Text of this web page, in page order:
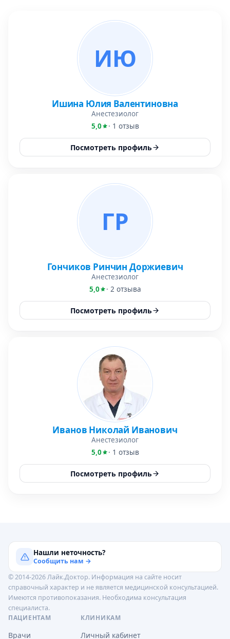
ИЮ
Ишина Юлия Валентиновна
Анестезиолог
5,0
· 1 отзыв
Посмотреть профиль
ГР
Гончиков Ринчин Доржиевич
Анестезиолог
5,0
· 2 отзыва
Посмотреть профиль
Иванов Николай Иванович
Анестезиолог
5,0
· 1 отзыв
Посмотреть профиль
Нашли неточность?
Сообщить нам →
© 2014-2026 Лайк.Доктор. Информация на сайте носит
справочный характер и не является медицинской консультацией.
Имеются противопоказания. Необходима консультация
специалиста.
ПАЦИЕНТАМ
Врачи
КЛИНИКАМ
Личный кабинет